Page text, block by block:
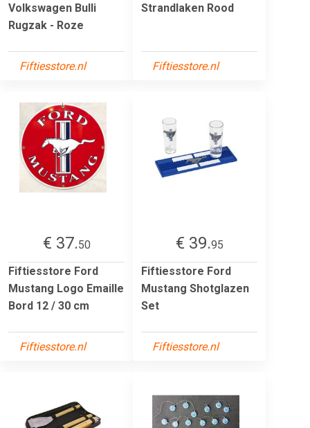
Volkswagen Bulli
Rugzak - Roze
Fiftiesstore.nl
Strandlaken Rood
Fiftiesstore.nl
€ 37.50
Fiftiesstore Ford
Mustang Logo Emaille
Bord 12 / 30 cm
Fiftiesstore.nl
€ 39.95
Fiftiesstore Ford
Mustang Shotglazen
Set
Fiftiesstore.nl